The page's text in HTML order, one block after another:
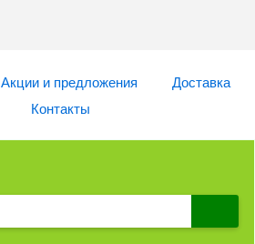
Акции и предложения
Доставка
Контакты